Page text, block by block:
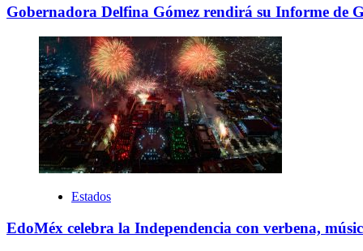
Gobernadora Delfina Gómez rendirá su Informe de
Estados
EdoMéx celebra la Independencia con verbena,